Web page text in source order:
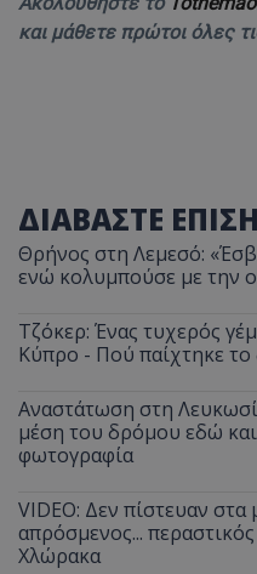
και μάθετε πρώτοι όλες
ΔΙΑΒΑΣΤΕ
Θρήνος στη Λεμεσό:
ενώ κολυμπούσε με την
Τζόκερ: Ένας τυχερός
Κύπρο - Πού παίχτηκε το
Αναστάτωση στη
μέση του δρόμου εδώ
φωτογραφία
VIDEO: Δεν πίστευαν στα
απρόσμενος...
Χλώρακα